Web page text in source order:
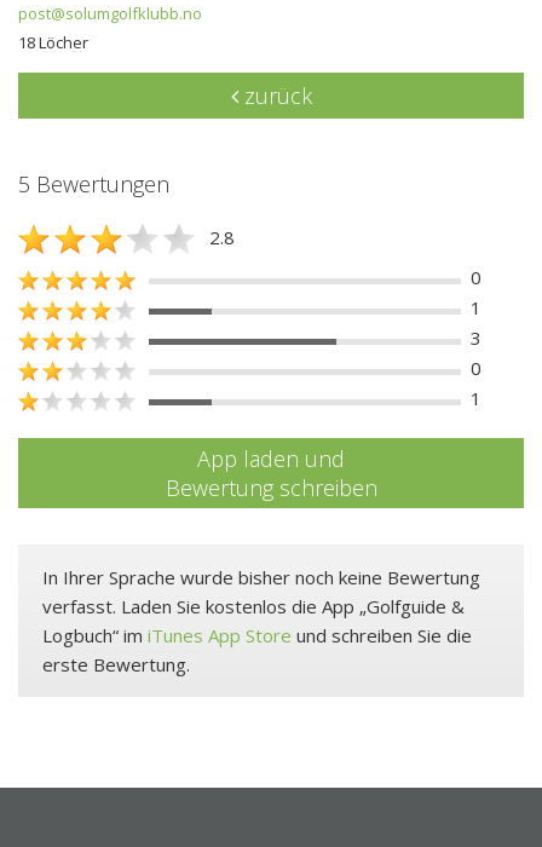
post@solumgolfklubb.no
18 Löcher
zurück
5 Bewertungen
2.8
0
1
3
0
1
App laden und
Bewertung schreiben
In Ihrer Sprache wurde bisher noch keine Bewertung
verfasst. Laden Sie kostenlos die App „Golfguide &
Logbuch“ im iTunes App Store und schreiben Sie die
erste Bewertung.